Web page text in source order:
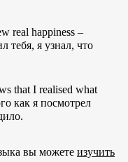
real happiness –
тебя, я узнал, что
that I realised what
как я посмотрел
вы можете изучить